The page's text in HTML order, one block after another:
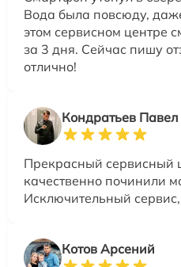
Вода была повсюду,
этом сервисном центре
за 3 дня. Сейчас пишу
отлично!
Кондратьев Павел
Прекрасный сервисный
качественно починили
Исключительный
Котов Арсений